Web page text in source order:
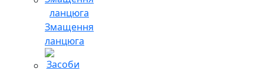
Змащення
ланцюга